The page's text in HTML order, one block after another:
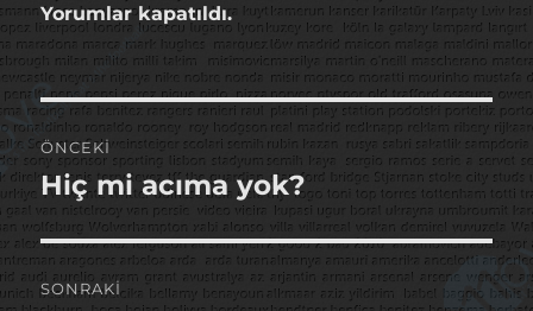
Yorumlar kapatıldı.
Yazı
gezinmesi
ÖNCEKI
Önceki
yazı:
Hiç mi acıma yok?
SONRAKI